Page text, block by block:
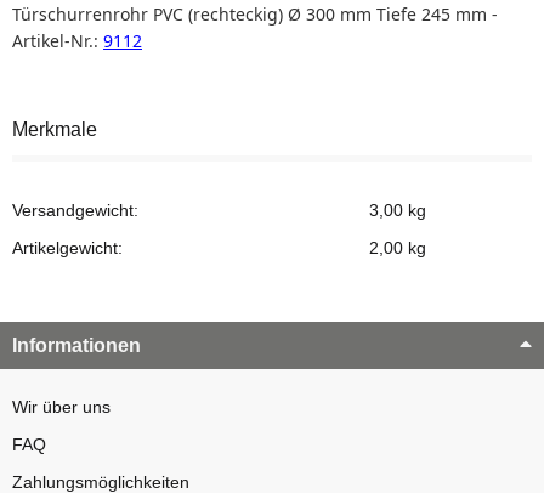
Türschurrenrohr PVC (rechteckig) Ø 300 mm Tiefe 245 mm -
Artikel-Nr.: 9112
Merkmale
Versandgewicht:
3,00 kg
Artikelgewicht:
2,00 kg
Informationen
Wir über uns
FAQ
Zahlungsmöglichkeiten